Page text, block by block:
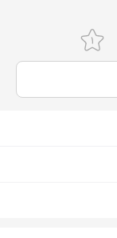
۸ تا ۲۲
۸ تا ۲۲